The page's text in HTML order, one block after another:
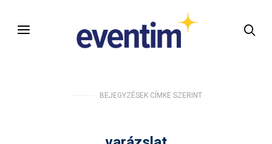
BEJEGYZÉSEK CÍMKE SZERINT